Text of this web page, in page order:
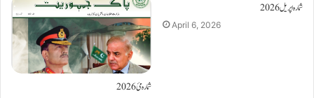
شمارہ مئ 2026
شمارہ اپریل 2026
April 6, 2026